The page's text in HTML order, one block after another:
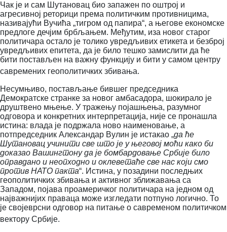
Чак је и сам Шутановац био запажен по оштрој и
агресивној реторици према политичким противницима,
називајући Вучића „тигром од папира“, а његове економске
предлоге дечјим брбљањем. Међутим, иза новог старог
политичара остало је толико увредљивих етикета и безброј
увредљивих епитета, да је било тешко замислити да ће
бити постављен на важну функцију и бити у самом центру
савремених геополитичких збивања.
Несумњиво, постављање бившег председника
Демократске странке за новог амбасадора, шокирало је
друштвено мњење. У тражењу појашњења, разумног
одговора и конкретних интерпретација, није се пронашла
истина: влада је подржала ново наименовање, а
потпредседник Александар Вулин је истакао „да ће
Шутановац учинити све што је у његовој моћи како би
доказао Вашингтону да је бомбардовање Србије било
оправдано и неопходно и оклеветаће све нас који смо
против НАТО пакта“. Истина, у позадини последњих
геополитичких збивања и активног зближавања са
Западом, појава проамеричког политичара на једном од
најважнијих праваца може изгледати потпуно логично. То
је својеврсни одговор на питање о савременом политичком
вектору Србије.